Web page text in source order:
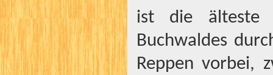
ist die älteste
Buchwaldes
Reppen vorbei,